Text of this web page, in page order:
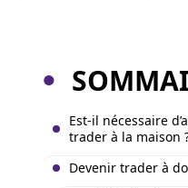
Est-il nécessaire
trader à la maison
Devenir trader à